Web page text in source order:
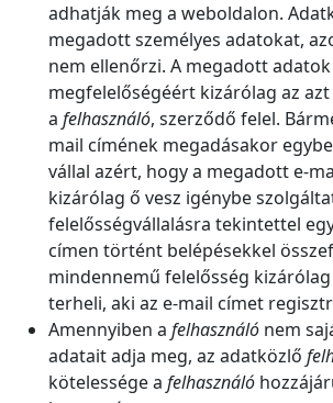
adhatják meg a weboldalon.
megadott személyes adatokat,
nem ellenőrzi. A megadott adatok
megfelelőségéért kizárólag az
a felhasználó, szerződő felel.
mail címének megadásakor
vállal azért, hogy a megadott e-
kizárólag ő vesz igénybe
felelősségvállalásra tekintettel
címen történt belépésekkel
mindennemű felelősség kizárólag
terheli, aki az e-mail címet
Amennyiben a felhasználó nem
adatait adja meg, az adatközlő
kötelessége a felhasználó